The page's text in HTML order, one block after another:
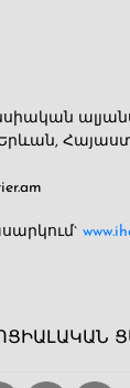
Երևան,